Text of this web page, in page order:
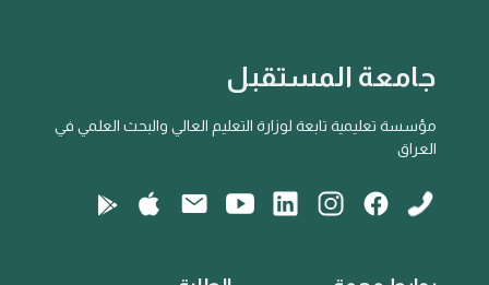
جامعة المستقبل
مؤسسة تعليمية تابعة لوزارة التعليم العالي والبحث العلمي في
العراق